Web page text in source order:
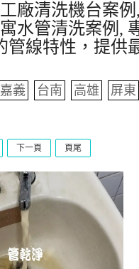
廠清洗機台案
水管清洗案例,
線特性，提供
嘉義 台南 高雄 屏東
下一頁 頁尾